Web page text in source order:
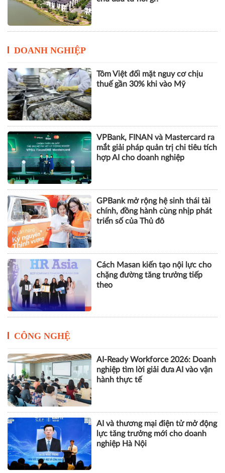
DOANH NGHIỆP
Tôm Việt đối mặt nguy cơ chịu
thuế gần 30% khi vào Mỹ
VPBank, FINAN và Mastercard ra
mắt giải pháp quản trị chi tiêu tích
hợp AI cho doanh nghiệp
GPBank mở rộng hệ sinh thái tài
chính, đồng hành cùng nhịp phát
triển số của Thủ đô
Cách Masan kiến tạo nội lực cho
chặng đường tăng trưởng tiếp
theo
CÔNG NGHỆ
AI-Ready Workforce 2026: Doanh
nghiệp tìm lời giải đưa AI vào vận
hành thực tế
AI và thương mại điện tử mở động
lực tăng trưởng mới cho doanh
nghiệp Hà Nội